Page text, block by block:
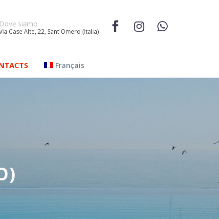
siamo
Case Alte, 22, Sant'Omero (Italia)
Français